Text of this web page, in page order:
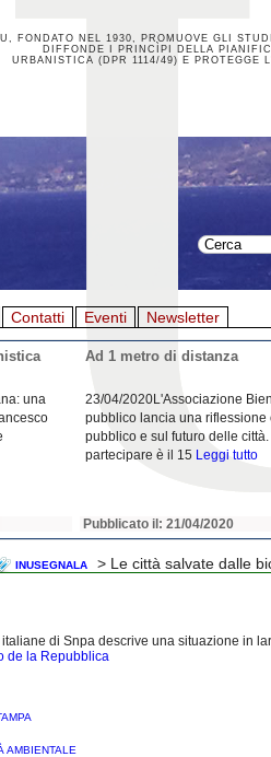
FONDATO NEL 1930, PROMUOVE GLI
DIFFONDE I PRINCÌPI DELLA
URBANISTICA (DPR 1114/49) E PROTEGGE
Contatti Eventi Newsletter
una
Ad 1 metro di distanza
23/04/2020L'Associazione
pubblico lancia una
pubblico e sul futuro delle
partecipare è il 15 Leggi tutto
Pubblicato il: 21/04/2020
INUSEGNALA
> Le città salvate dalle
di Snpa descrive una situazione in
de la Repubblica
AMBIENTALE